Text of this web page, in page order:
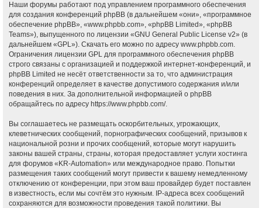
Наши форумы работают под управлением программного обеспечения
для создания конференций phpBB (в дальнейшем «они», «программное
обеспечение phpBB», «www.phpbb.com», «phpBB Limited», «phpBB
Teams»), выпущенного по лицензии «GNU General Public License v2» (в
дальнейшем «GPL»). Скачать его можно по адресу www.phpbb.com.
Ограничения лицензии GPL для программного обеспечения phpBB
строго связаны с организацией и поддержкой интернет-конференций, и
phpBB Limited не несёт ответственности за то, что администрация
конференций определяет в качестве допустимого содержания и/или
поведения в них. За дополнительной информацией о phpBB
обращайтесь по адресу https://www.phpbb.com/.
Вы соглашаетесь не размещать оскорбительных, угрожающих,
клеветнических сообщений, порнографических сообщений, призывов к
национальной розни и прочих сообщений, которые могут нарушить
законы вашей страны, страны, которая предоставляет услуги хостинга
для форумов «KR-Automation» или международное право. Попытки
размещения таких сообщений могут привести к вашему немедленному
отключению от конференции, при этом ваш провайдер будет поставлен
в известность, если мы сочтём это нужным. IP-адреса всех сообщений
сохраняются для возможности проведения такой политики. Вы